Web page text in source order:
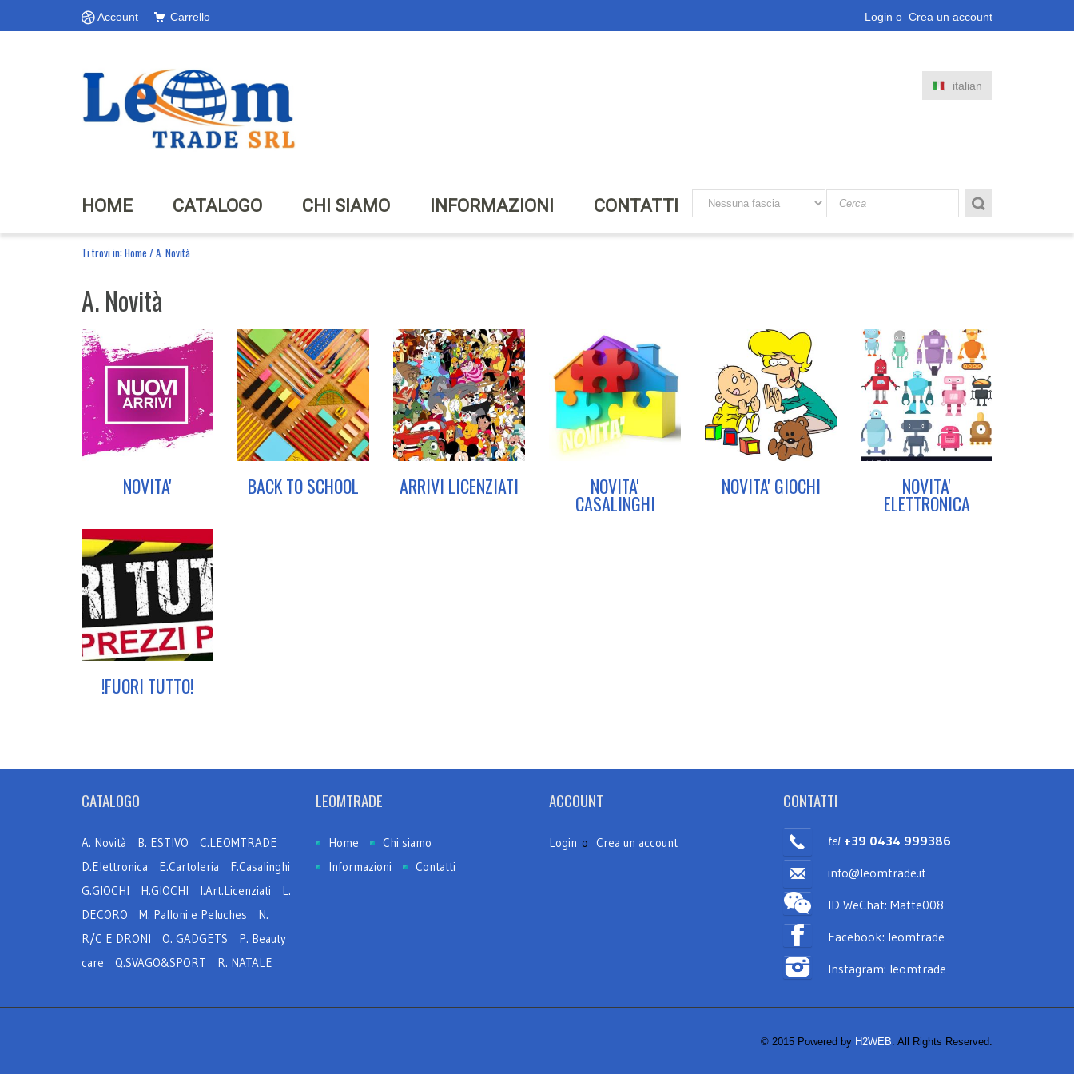
Account Carrello Login o Crea un account
italian
HOME CATALOGO CHI SIAMO INFORMAZIONI CONTATTI
Ti trovi in: Home /A. Novità
A. Novità
NOVITA' BACK TO SCHOOL ARRIVI LICENZIATI NOVITA'
CASALINGHI
NOVITA' GIOCHI NOVITA'
ELETTRONICA
!FUORI TUTTO!
CATALOGO
A. Novità B. ESTIVO
C.LEOMTRADE
D.Elettronica
E.Cartoleria
F.Casalinghi
G.GIOCHI
H.GIOCHI I.Art.Licenziati
L.
DECORO
M. Palloni e Peluches
N.
R/C E DRONI
O. GADGETS
P. Beauty
care
Q.SVAGO&SPORT R. NATALE
LEOMTRADE
Home
Chi siamo
Informazioni
Contatti
ACCOUNT
Login o Crea un account
CONTATTI
tel +39 0434 999386
info@leomtrade.it
ID WeChat: Matte008
Facebook: leomtrade
Instagram: leomtrade
© 2015 Powered by H2WEB. All Rights Reserved.